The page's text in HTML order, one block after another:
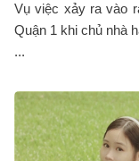
Vụ việc xảy ra vào
Quận 1 khi chủ nhà
...